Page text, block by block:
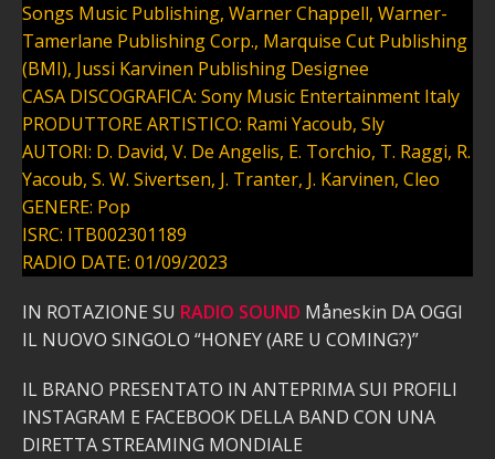
Songs Music Publishing, Warner Chappell, Warner-
Tamerlane Publishing Corp., Marquise Cut Publishing
(BMI), Jussi Karvinen Publishing Designee
CASA DISCOGRAFICA: Sony Music Entertainment Italy
PRODUTTORE ARTISTICO: Rami Yacoub, Sly
AUTORI: D. David, V. De Angelis, E. Torchio, T. Raggi, R.
Yacoub, S. W. Sivertsen, J. Tranter, J. Karvinen, Cleo
GENERE: Pop
ISRC: ITB002301189
RADIO DATE: 01/09/2023
IN ROTAZIONE SU RADIO SOUND Måneskin DA OGGI
IL NUOVO SINGOLO “HONEY (ARE U COMING?)”
IL BRANO PRESENTATO IN ANTEPRIMA SUI PROFILI
INSTAGRAM E FACEBOOK DELLA BAND CON UNA
DIRETTA STREAMING MONDIALE